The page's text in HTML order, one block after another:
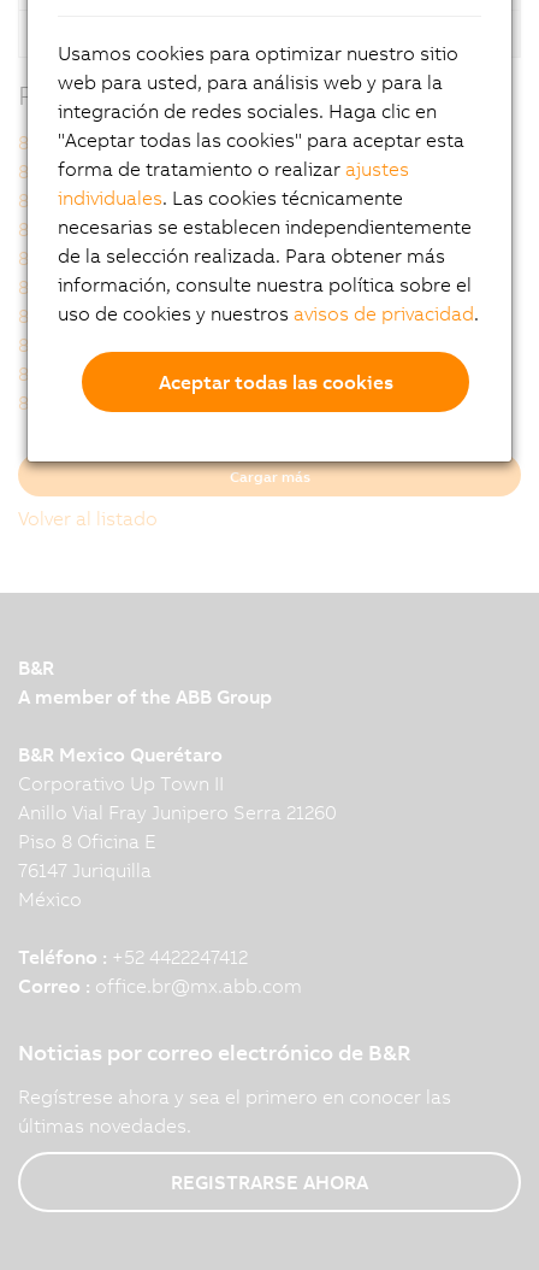
Productos relacionados
8GA45-067hh003klmm
8GA45-067hh004klmm
8GA45-067hh005klmm
8GA45-067hh007klmm
8GA45-067hh008klmm
8GA45-067hh009klmm
8GA45-067hh010klmm
8GA45-067hh012klmm
8GA45-067hh015klmm
8GA45-067hh016klmm
8GA45-067hh020klmm
8GA45-067hh025klmm
8GA45-067hh032klmm
8GA45-067hh040klmm
8GA45-067hh060klmm
8GA45-067hh080klmm
8GA45-067hh100klmm
8GA45-067hh120klmm
8GA45-067hh160klmm
Cargar más
Volver al listado
B&R
A member of the ABB Group
B&R Mexico Querétaro
Corporativo Up Town II
Anillo Vial Fray Junipero Serra 21260
Piso 8 Oficina E
76147 Juriquilla
México
Teléfono : +52 4422247412
Correo : office.br@mx.abb.com
Noticias por correo electrónico de B&R
Regístrese ahora y sea el primero en conocer las
últimas novedades.
REGISTRARSE AHORA
Usamos cookies para optimizar nuestro sitio
web para usted, para análisis web y para la
integración de redes sociales. Haga clic en
"Aceptar todas las cookies" para aceptar esta
forma de tratamiento o realizarajustes
individuales. Las cookies técnicamente
necesarias se establecen independientemente
de la selección realizada. Para obtener más
información, consulte nuestra política sobre el
uso de cookies y nuestrosavisos de privacidad.
Aceptar todas las cookies